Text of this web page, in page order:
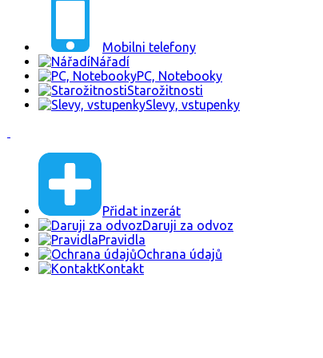
Mobilni telefony
Nářadí
PC, Notebooky
Starožitnosti
Slevy, vstupenky
Přidat inzerát
Daruji za odvoz
Pravidla
Ochrana údajů
Kontakt